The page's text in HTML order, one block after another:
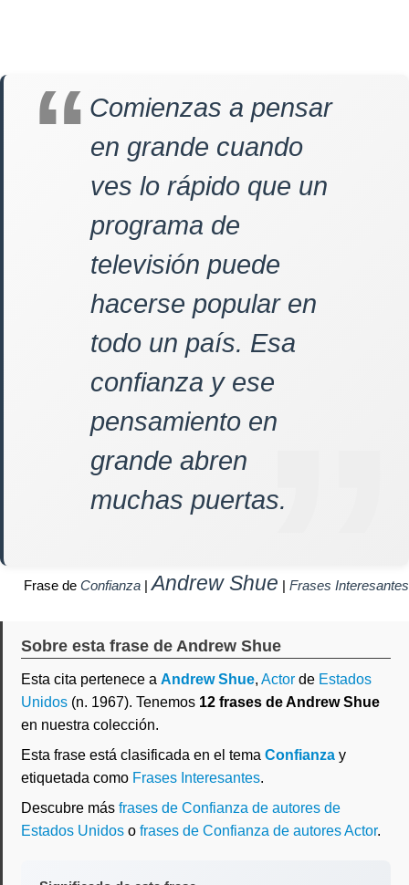
Comienzas a pensar
en grande cuando
ves lo rápido que un
programa de
televisión puede
hacerse popular en
todo un país. Esa
confianza y ese
pensamiento en
grande abren
muchas puertas.
Frase de Confianza |Andrew Shue | Frases Interesantes
Sobre esta frase de Andrew Shue
Esta cita pertenece a Andrew Shue, Actor de Estados
Unidos (n. 1967). Tenemos 12 frases de Andrew Shue
en nuestra colección.
Esta frase está clasificada en el tema Confianza y
etiquetada como Frases Interesantes.
Descubre más frases de Confianza de autores de
Estados Unidos o frases de Confianza de autores Actor.